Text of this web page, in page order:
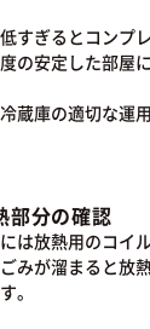
すぎるとコンプ
の安定した部屋
蔵庫の適切な運
部分の確認
は放熱用のコイ
みが溜まると放
。